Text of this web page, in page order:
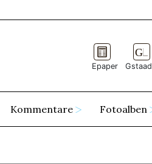
Epaper
Kommentare Fotoalben